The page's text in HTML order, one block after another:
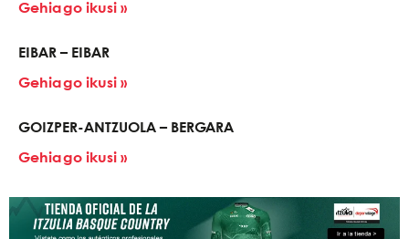
Gehiago ikusi »
EIBAR – EIBAR
Gehiago ikusi »
GOIZPER-ANTZUOLA – BERGARA
Gehiago ikusi »